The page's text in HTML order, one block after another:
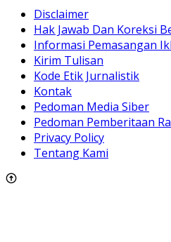
Disclaimer
Hak Jawab Dan Koreksi
Informasi Pemasangan
Kirim Tulisan
Kode Etik Jurnalistik
Kontak
Pedoman Media Siber
Pedoman Pemberitaan
Privacy Policy
Tentang Kami